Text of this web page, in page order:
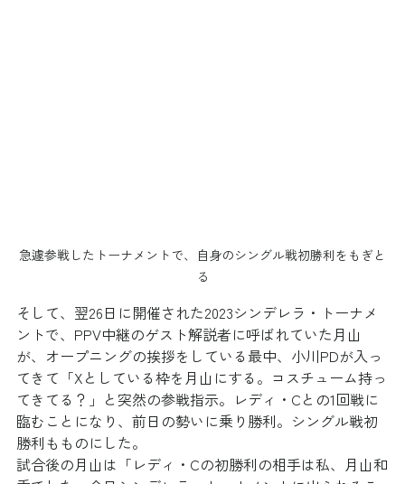
急遽参戦したトーナメントで、自身のシングル戦初勝利をもぎと
る
そして、翌26日に開催された2023シンデレラ・トーナメ
ントで、PPV中継のゲスト解説者に呼ばれていた月山
が、オープニングの挨拶をしている最中、小川PDが入っ
てきて「Xとしている枠を月山にする。コスチューム持っ
てきてる？」と突然の参戦指示。レディ・Cとの1回戦に
臨むことになり、前日の勢いに乗り勝利。シングル戦初
勝利もものにした。
試合後の月山は「レディ・Cの初勝利の相手は私、月山和